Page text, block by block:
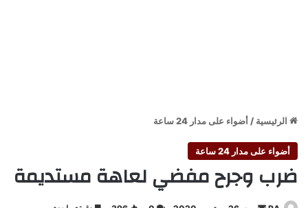
الرئيسية / أضواء على مدار 24 ساعة
أضواء على مدار 24 ساعة
ضرب وجرح مفضي لعاهة مستديمة